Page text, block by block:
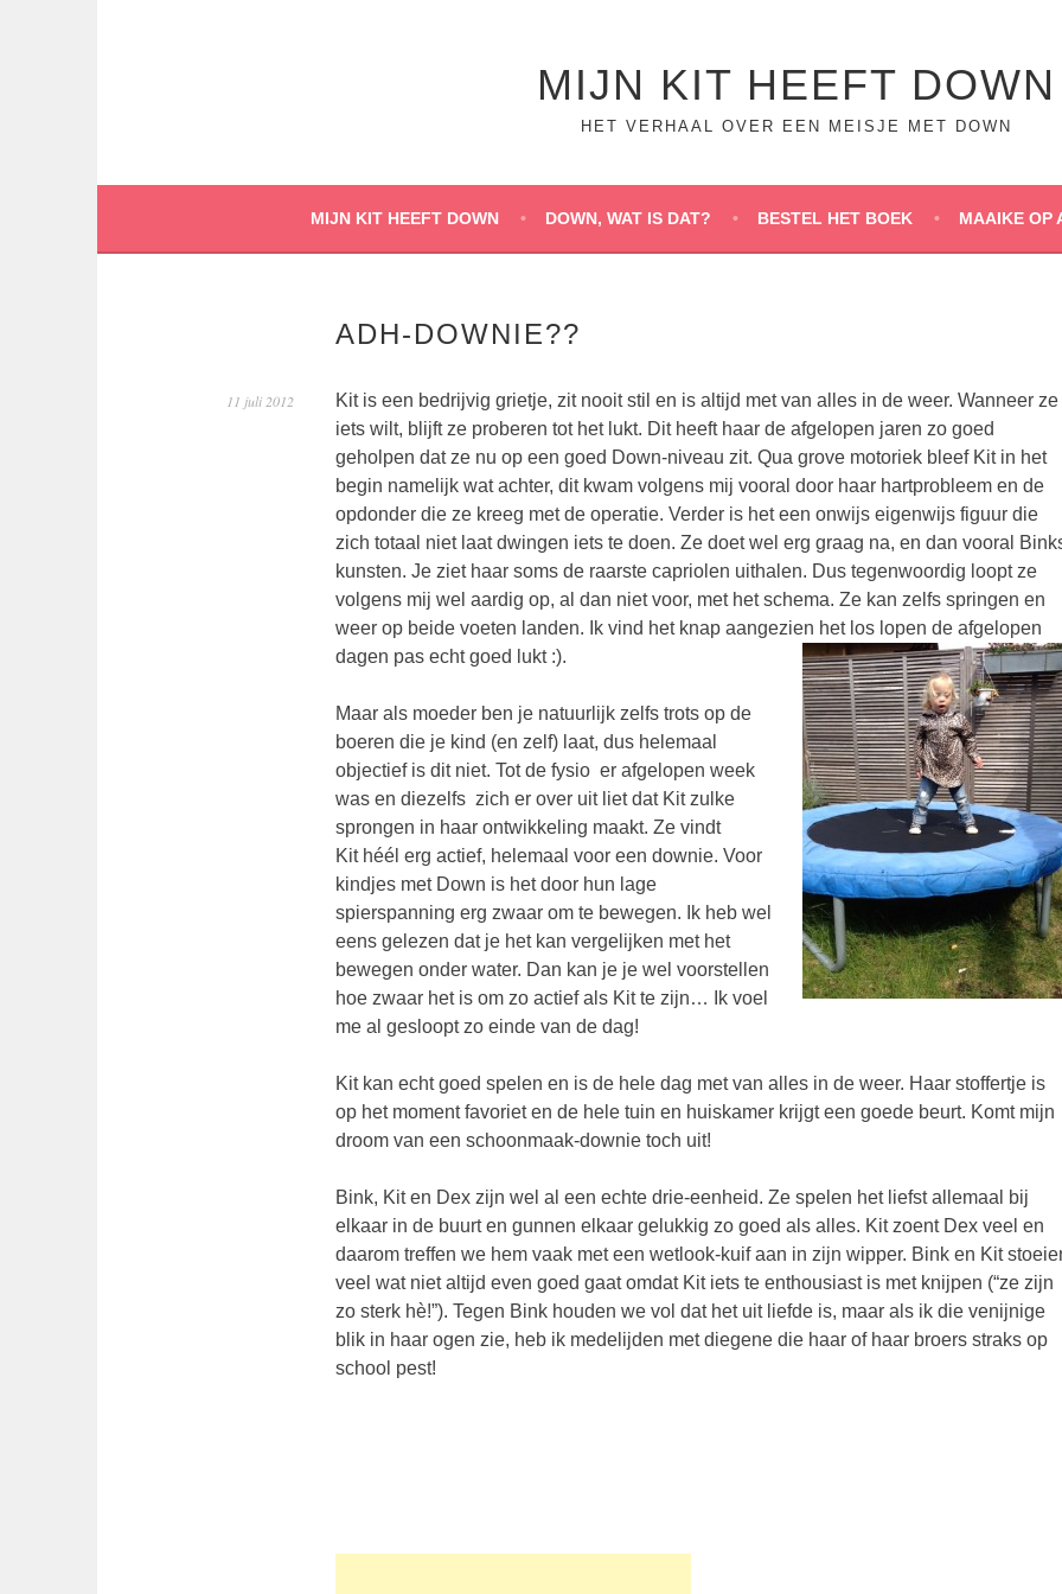
MIJN KIT HEEFT DOWN
HET VERHAAL OVER EEN MEISJE MET DOWN
MIJN KIT HEEFT DOWN DOWN, WAT IS DAT? BESTEL HET BOEK MAAIKE OP
ADH-DOWNIE??
11 juli 2012
Kit is een bedrijvig grietje, zit nooit stil en is altijd met van alles in de weer. Wanneer ze
iets wilt, blijft ze proberen tot het lukt. Dit heeft haar de afgelopen jaren zo goed
geholpen dat ze nu op een goed Down-niveau zit. Qua grove motoriek bleef Kit in het
begin namelijk wat achter, dit kwam volgens mij vooral door haar hartprobleem en de
opdonder die ze kreeg met de operatie. Verder is het een onwijs eigenwijs figuur die
zich totaal niet laat dwingen iets te doen. Ze doet wel erg graag na, en dan vooral
kunsten. Je ziet haar soms de raarste capriolen uithalen. Dus tegenwoordig loopt ze
volgens mij wel aardig op, al dan niet voor, met het schema. Ze kan zelfs springen en
weer op beide voeten landen. Ik vind het knap aangezien het los lopen de afgelopen
dagen pas echt goed lukt :).
Maar als moeder ben je natuurlijk zelfs trots op de
boeren die je kind (en zelf) laat, dus helemaal
objectief is dit niet. Tot de fysio er afgelopen week
was en diezelfs zich er over uit liet dat Kit zulke
sprongen in haar ontwikkeling maakt. Ze vindt
Kit héél erg actief, helemaal voor een downie. Voor
kindjes met Down is het door hun lage
spierspanning erg zwaar om te bewegen. Ik heb wel
eens gelezen dat je het kan vergelijken met het
bewegen onder water. Dan kan je je wel voorstellen
hoe zwaar het is om zo actief als Kit te zijn… Ik voel
me al gesloopt zo einde van de dag!
Kit kan echt goed spelen en is de hele dag met van alles in de weer. Haar stoffertje is
op het moment favoriet en de hele tuin en huiskamer krijgt een goede beurt. Komt mijn
droom van een schoonmaak-downie toch uit!
Bink, Kit en Dex zijn wel al een echte drie-eenheid. Ze spelen het liefst allemaal bij
elkaar in de buurt en gunnen elkaar gelukkig zo goed als alles. Kit zoent Dex veel en
daarom treffen we hem vaak met een wetlook-kuif aan in zijn wipper. Bink en Kit
veel wat niet altijd even goed gaat omdat Kit iets te enthousiast is met knijpen (“ze zijn
zo sterk hè!”). Tegen Bink houden we vol dat het uit liefde is, maar als ik die venijnige
blik in haar ogen zie, heb ik medelijden met diegene die haar of haar broers straks op
school pest!